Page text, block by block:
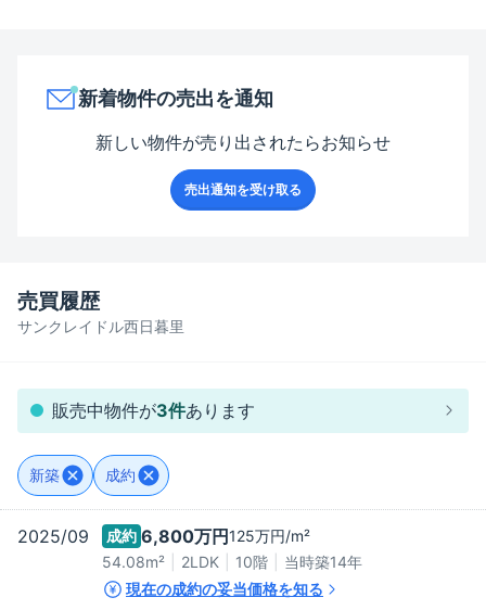
新着物件の売出を通知
新しい物件が売り出されたらお知らせ
売出通知を受け取る
サンクレイドル西日暮里
売買履歴
販売中物件が3件あります
新築 成約
2025/09 成約 6,800万円125万円/m²
54.08m²
2LDK 10階 当時築14年
現在の成約の妥当価格を知る